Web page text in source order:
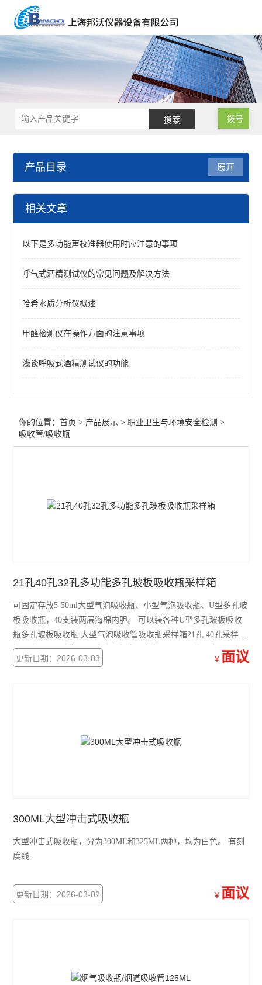
拨号
产品目录
职业卫生与环境安全检测
查看全部 >>
展开
相关文章
以下是多功能声校准器使用时应注意的事项
呼气式酒精测试仪的常见问题及解决方法
哈希水质分析仪概述
甲醛检测仪在操作方面的注意事项
浅谈呼吸式酒精测试仪的功能
你的位置：首页 > 产品展示 >职业卫生与环境安全检测 >
吸收管/吸收瓶
21孔40孔32孔多功能多孔玻板吸收瓶采样箱
可固定存放5-50ml大型气泡吸收瓶、小型气泡吸收瓶、U型多孔玻
板吸收瓶，40支装两层海棉内胆。 可以装各种U型多孔玻板吸收
瓶多孔玻板吸收瓶 大型气泡吸收管吸收瓶采样箱21孔 40孔采样
箱，内配两层支架，两个支架摞在一起的，不可以分开装2层
更新日期：2026-03-03 ￥ 面议
300ML大型冲击式吸收瓶
大型冲击式吸收瓶，分为300ML和325ML两种，均为白色。 有刻
度线
更新日期：2026-03-02 ￥ 面议